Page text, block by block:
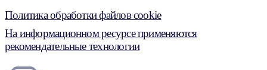
Политика обработки файлов cookie
На информационном ресурсе применяются
рекомендательные технологии